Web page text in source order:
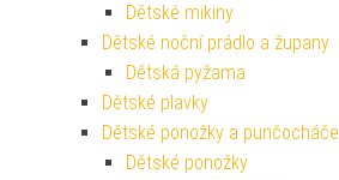
Dětské mikiny
Dětské noční prádlo a župany
Dětská pyžama
Dětské plavky
Dětské ponožky a punčocháče
Dětské ponožky